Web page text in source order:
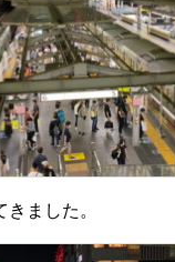
ました。